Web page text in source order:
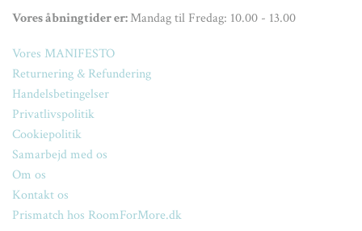
Vores åbningtider er:Mandag til Fredag: 10.00 - 13.00
Vores MANIFESTO
Returnering & Refundering
Handelsbetingelser
Privatlivspolitik
Cookiepolitik
Samarbejd med os
Om os
Kontakt os
Prismatch hos RoomForMore.dk